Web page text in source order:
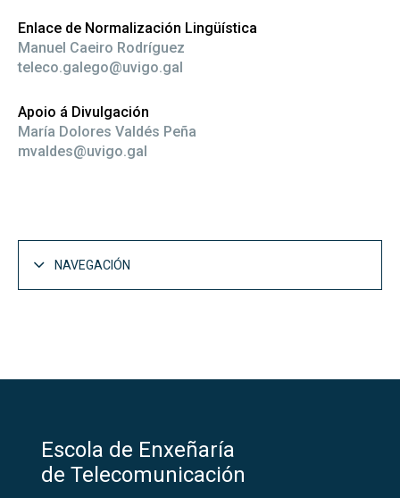
Enlace de Normalización Lingüística
Manuel Caeiro Rodríguez
teleco.galego@uvigo.gal
Apoio á Divulgación
María Dolores Valdés Peña
mvaldes@uvigo.gal
NAVEGACIÓN
Equipo directivo
Escola de Enxeñaría
de Telecomunicación